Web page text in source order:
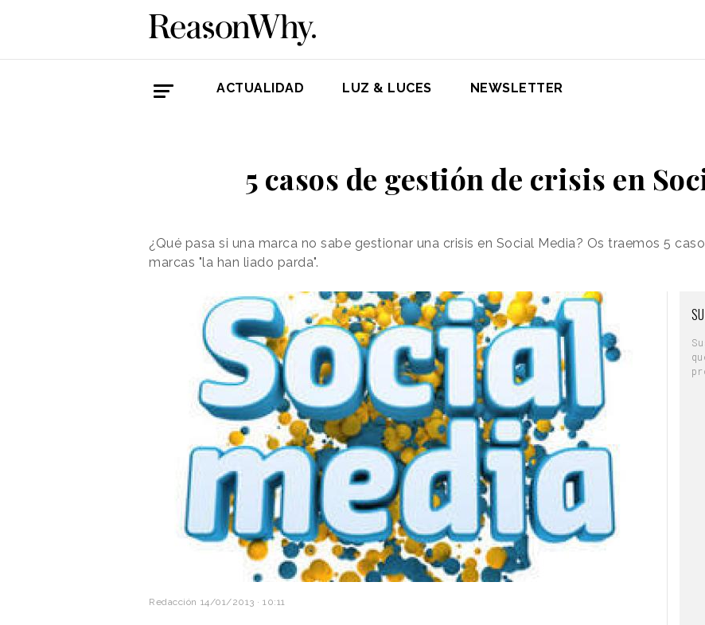
ACTUALIDAD LUZ & LUCES NEWSLETTER
5 casos de gestión de crisis en
¿Qué pasa si una marca no sabe gestionar una crisis en Social Media? Os traemos 5
marcas "la han liado parda".
Redacción 14/01/2013 · 10:11